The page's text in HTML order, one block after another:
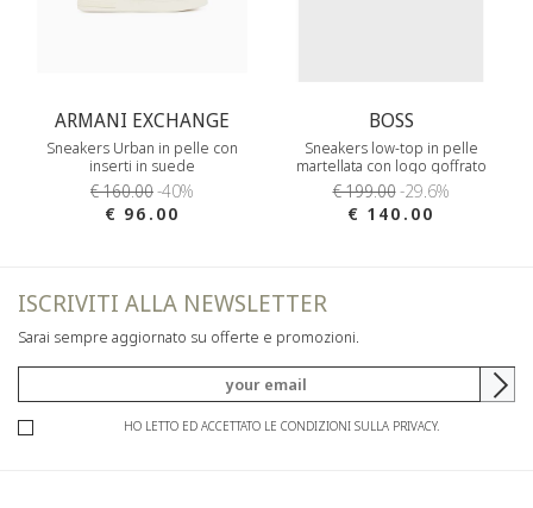
ARMANI EXCHANGE
Sneakers Urban in pelle con
inserti in suede
€ 160.00-40%
€ 96.00
BOSS
Sneakers low-top in pelle
martellata con logo goffrato
€ 199.00-29.6%
€ 140.00
ISCRIVITI ALLA NEWSLETTER
Sarai sempre aggiornato su offerte e promozioni.
HO LETTO ED ACCETTATO LE CONDIZIONI SULLA PRIVACY.